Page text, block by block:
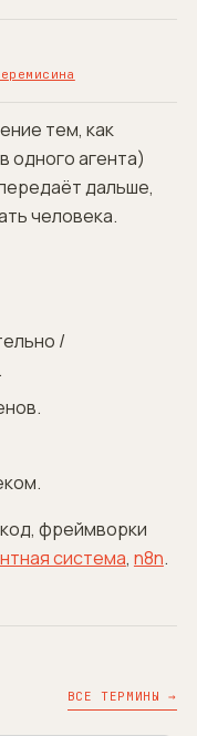
тем, как
одного агента)
дальше,
человека.
/
фреймворки
система, n8n.
ВСЕ ТЕРМИНЫ →